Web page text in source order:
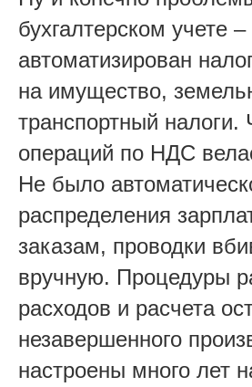
бухгалтерском учете
автоматизирован
на имущество,
транспортный налоги.
операций по НДС
Не было
распределения
заказам, проводки
вручную. Процедуры
расходов и расчета
незавершенного
настроены много лет